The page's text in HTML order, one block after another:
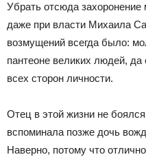
Убрать отсюда
даже при власти Михаила
возмущений всегда было:
пантеоне великих людей,
всех сторон личности.
Отец в этой жизни не
вспоминала позже дочь
Наверно, потому что